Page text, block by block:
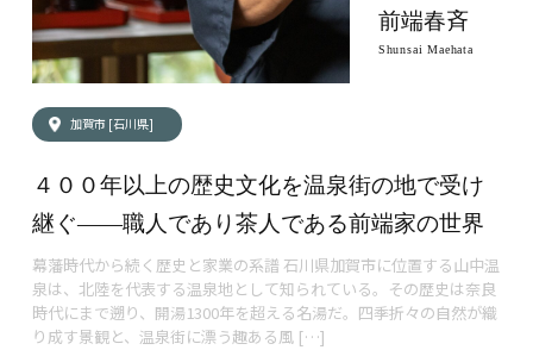
４００年以上の歴史文化を温泉街の地で受け
継ぐ——職人であり茶人である前端家の世界
幕藩時代から続く歴史と家業の系譜 石川県加賀市に位置する山中温
泉は、北陸を代表する温泉地として知られている。その歴史は奈良
時代にまで遡り、開湯1300年を超える名湯だ。四季折々の自然が織
り成す景観と、温泉街に漂う趣ある風 […]
加賀市 [石川県]
前端春斉
Shunsai Maehata